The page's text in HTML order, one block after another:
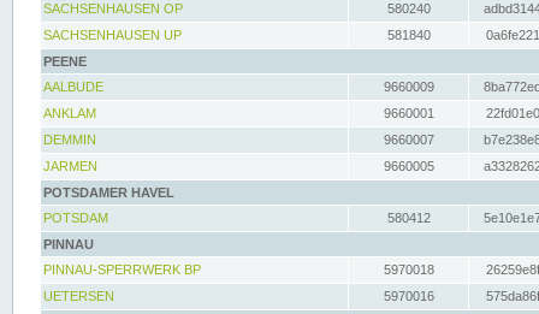
SACHSENHAUSEN OP
580240
SACHSENHAUSEN UP
581840
PEENE
AALBUDE
9660009
ANKLAM
9660001
DEMMIN
9660007
JARMEN
9660005
POTSDAMER HAVEL
POTSDAM
580412
PINNAU
PINNAU-SPERRWERK BP
5970018
UETERSEN
5970016